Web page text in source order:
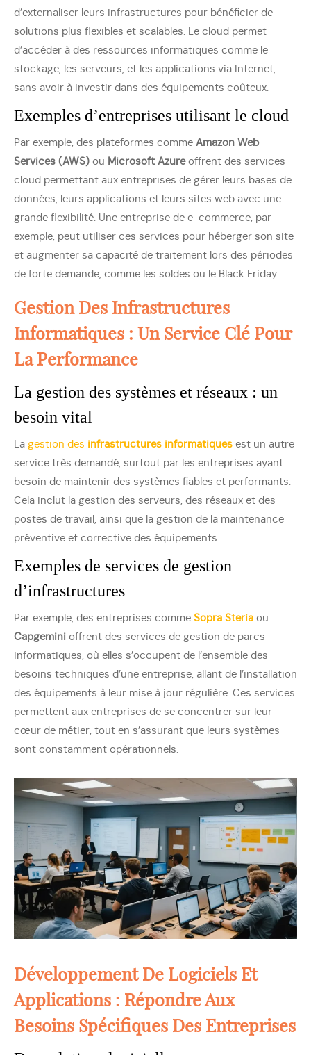
d’externaliser leurs infrastructures pour bénéficier de
solutions plus flexibles et scalables. Le cloud permet
d’accéder à des ressources informatiques comme le
stockage, les serveurs, et les applications via Internet,
sans avoir à investir dans des équipements coûteux.
Exemples d’entreprises utilisant le cloud
Par exemple, des plateformes comme Amazon Web
Services (AWS) ou Microsoft Azureoffrent des services
cloud permettant aux entreprises de gérer leurs bases de
données, leurs applications et leurs sites web avec une
grande flexibilité. Une entreprise de e-commerce, par
exemple, peut utiliser ces services pour héberger son site
et augmenter sa capacité de traitement lors des périodes
de forte demande, comme les soldes ou le Black Friday.
Gestion Des Infrastructures
Informatiques : Un Service Clé Pour
La Performance
La gestion des systèmes et réseaux : un
besoin vital
La gestion des infrastructures informatiques est un autre
service très demandé, surtout par les entreprises ayant
besoin de maintenir des systèmes fiables et performants.
Cela inclut la gestion des serveurs, des réseaux et des
postes de travail, ainsi que la gestion de la maintenance
préventive et corrective des équipements.
Exemples de services de gestion
d’infrastructures
Par exemple, des entreprises comme Sopra Steria ou
Capgemini offrent des services de gestion de parcs
informatiques, où elles s’occupent de l’ensemble des
besoins techniques d’une entreprise, allant de l’installation
des équipements à leur mise à jour régulière. Ces services
permettent aux entreprises de se concentrer sur leur
cœur de métier, tout en s’assurant que leurs systèmes
sont constamment opérationnels.
Développement De Logiciels Et
Applications : Répondre Aux
Besoins Spécifiques Des Entreprises